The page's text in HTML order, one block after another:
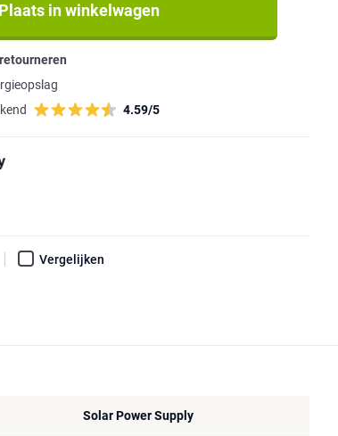
Plaats in winkelwagen
4.59/5
Vergelijken
Solar Power Supply